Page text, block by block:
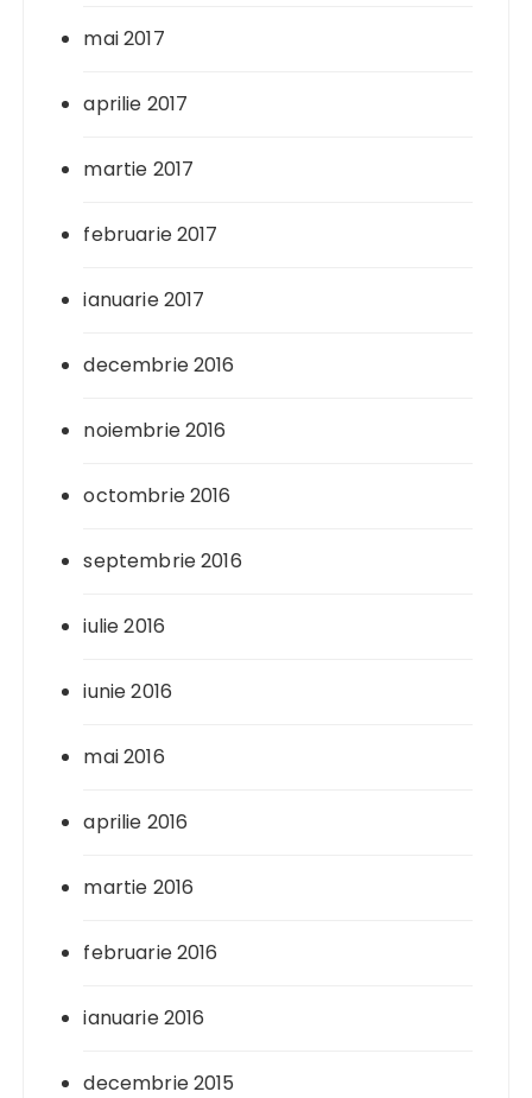
mai 2017
aprilie 2017
martie 2017
februarie 2017
ianuarie 2017
decembrie 2016
noiembrie 2016
octombrie 2016
septembrie 2016
iulie 2016
iunie 2016
mai 2016
aprilie 2016
martie 2016
februarie 2016
ianuarie 2016
decembrie 2015